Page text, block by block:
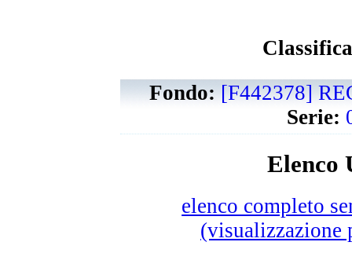
Fondo:[F442378]
Serie:
Elenco
elenco completo
(visualizzazione